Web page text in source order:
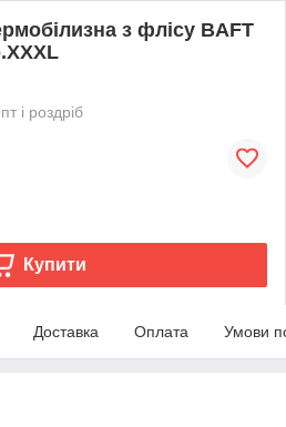
з флісу BAFT
і роздріб
Купити
Доставка Оплата Умови